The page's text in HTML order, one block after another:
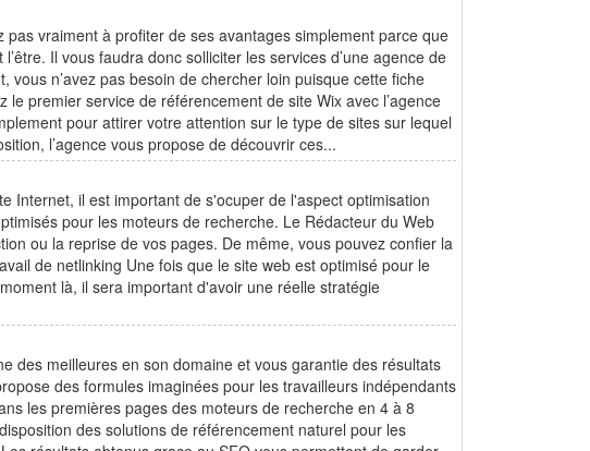
vraiment à profiter de ses avantages simplement parce que
Il vous faudra donc solliciter les services d’une agence de
n’avez pas besoin de chercher loin puisque cette fiche
premier service de référencement de site Wix avec l’agence
pour attirer votre attention sur le type de sites sur lequel
l’agence vous propose de découvrir ces...
Internet, il est important de s'ocuper de l'aspect optimisation
pour les moteurs de recherche. Le Rédacteur du Web
ou la reprise de vos pages. De même, vous pouvez confier la
de netlinking Une fois que le site web est optimisé pour le
là, il sera important d'avoir une réelle stratégie
des meilleures en son domaine et vous garantie des résultats
des formules imaginées pour les travailleurs indépendants
les premières pages des moteurs de recherche en 4 à 8
des solutions de référencement naturel pour les